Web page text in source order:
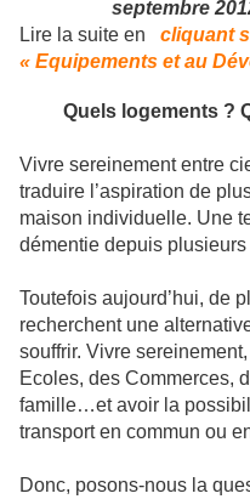
septembre
Lire la suite en
cliquant
« Equipements et au
Quels logements ?
Vivre sereinement entre
traduire l’aspiration de
maison individuelle. Une
démentie depuis
Toutefois aujourd’hui, de
recherchent une
souffrir. Vivre
Ecoles, des Commerces,
famille…et avoir la
transport en commun ou
Donc, posons-nous la